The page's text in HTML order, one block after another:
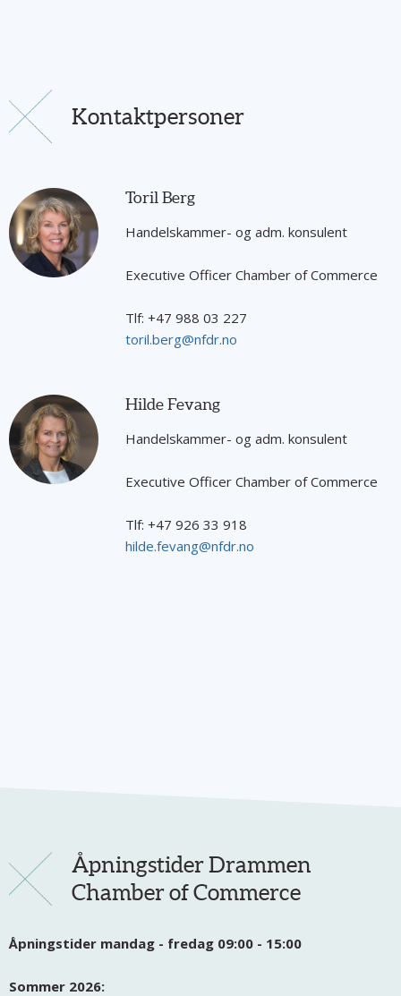
Kontaktpersoner
Toril Berg
Handelskammer- og adm. konsulent
Executive Officer Chamber of Commerce
Tlf: +47 988 03 227
toril.berg@nfdr.no
Hilde Fevang
Handelskammer- og adm. konsulent
Executive Officer Chamber of Commerce
Tlf: +47 926 33 918
hilde.fevang@nfdr.no
Åpningstider Drammen
Chamber of Commerce
Åpningstider mandag - fredag 09:00 - 15:00
Sommer 2026: